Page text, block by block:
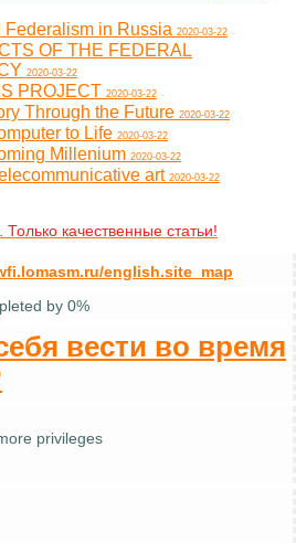
Federalism in Russia 2020-03-22
OF THE FEDERAL
2020-03-22
PROJECT 2020-03-22
Through the Future 2020-03-22
to Life 2020-03-22
Millenium 2020-03-22
art 2020-03-22
Только качественные статьи!
english.site_map
by 0%
вести во время
privileges